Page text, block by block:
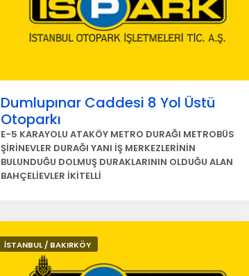
Dumlupınar Caddesi 8 Yol Üstü
Otoparkı
E-5 KARAYOLU ATAKÖY METRO DURAĞI METROBÜS
ŞİRİNEVLER DURAĞI YANI İŞ MERKEZLERİNİN
BULUNDUĞU DOLMUŞ DURAKLARININ OLDUĞU ALAN
BAHÇELİEVLER İKİTELLİ
İSTANBUL / BAKIRKÖY